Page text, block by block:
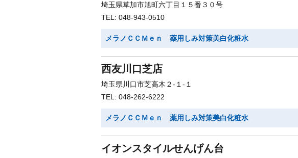
埼玉県草加市旭町六丁目１５番３０号
TEL: 048-943-0510
メラノＣＣＭｅｎ 薬用しみ対策美白化粧水
西友川口芝店
埼玉県川口市芝高木２-１-１
TEL: 048-262-6222
メラノＣＣＭｅｎ 薬用しみ対策美白化粧水
イオンスタイルせんげん台